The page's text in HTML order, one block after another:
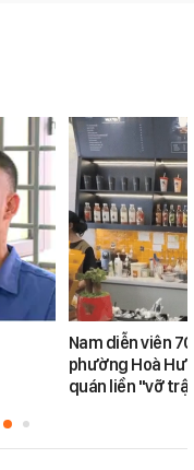
Nam diễn viên
phường Hoà
quán liền "vỡ